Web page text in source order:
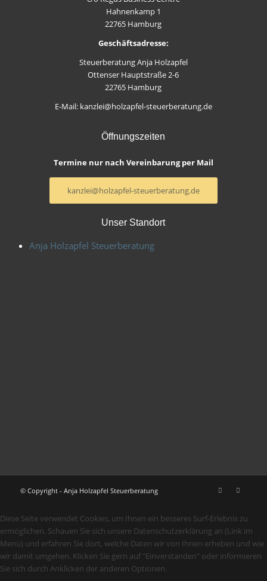
Hahnenkamp 1
22765 Hamburg
Geschäftsadresse:
Steuerberatung Anja Holzapfel
Ottenser Hauptstraße 2-6
22765 Hamburg
E-Mail: kanzlei@holzapfel-steuerberatung.de
Öffnungszeiten
Termine nur nach Vereinbarung per Mail
kanzlei@holzapfel-steuerberatung.de
Unser Standort
Anja Holzapfel Steuerberatung
© Copyright - Anja Holzapfel Steuerberatung
Diese Seite verwendet Cookies, um Ihnen ein besseres Surf-Erlebnis zu
ermöglichen. Schauen Sie sich unsere Datenschutzerklärung an (Link im
Menü) und erfahren Sie dort, welche Daten wir von Ihnen erheben und wie
wir damit umgehen. Klicken Sie gern auf "Einverstanden" oder informieren
Sie sich durch Anklicken der anderen Optionen.